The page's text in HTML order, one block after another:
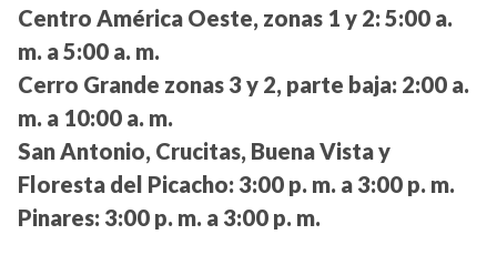
Centro América Oeste, zonas 1 y 2: 5:00 a.
m. a 5:00 a. m.
Cerro Grande zonas 3 y 2, parte baja: 2:00 a.
m. a 10:00 a. m.
San Antonio, Crucitas, Buena Vista y
Floresta del Picacho: 3:00 p. m. a 3:00 p. m.
Pinares: 3:00 p. m. a 3:00 p. m.